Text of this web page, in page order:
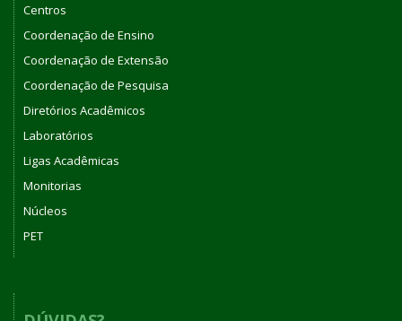
Centros
Coordenação de Ensino
Coordenação de Extensão
Coordenação de Pesquisa
Diretórios Acadêmicos
Laboratórios
Ligas Acadêmicas
Monitorias
Núcleos
PET